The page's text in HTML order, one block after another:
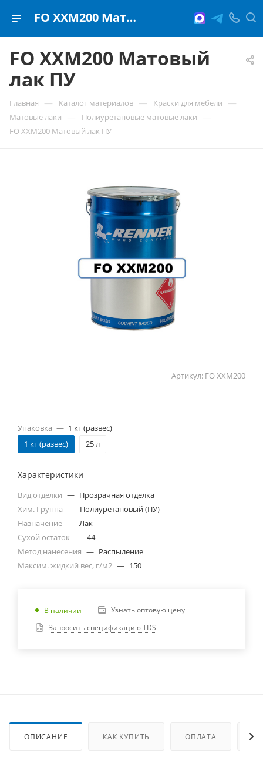
FO XXM200 Матовый лак ПУ
FO XXM200 Матовый
лак ПУ
Главная — Каталог материалов — Краски для мебели —
Матовые лаки — Полиуретановые матовые лаки —
FO XXM200 Матовый лак ПУ
Артикул: FO XXM200
Упаковка — 1 кг (развес)
1 кг (развес)
25 л
Характеристики
Вид отделки — Прозрачная отделка
Хим. Группа — Полиуретановый (ПУ)
Назначение — Лак
Сухой остаток — 44
Метод нанесения — Распыление
Максим. жидкий вес, г/м2 — 150
В наличии
Узнать оптовую цену
Запросить спецификацию TDS
ОПИСАНИЕ КАК КУПИТЬ ОПЛАТА